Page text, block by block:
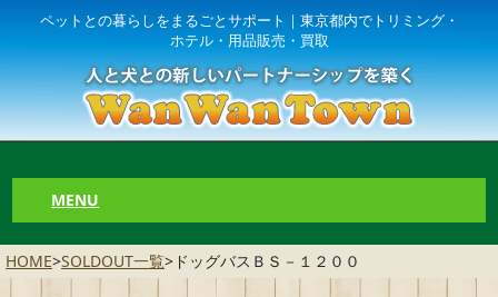
ペットとの暮らしをまるごとサポート｜東京都内でトリミング・
ホテル・用品販売・買取
MENU
HOME>SOLDOUT一覧> ドッグバスＢＳ－１２００